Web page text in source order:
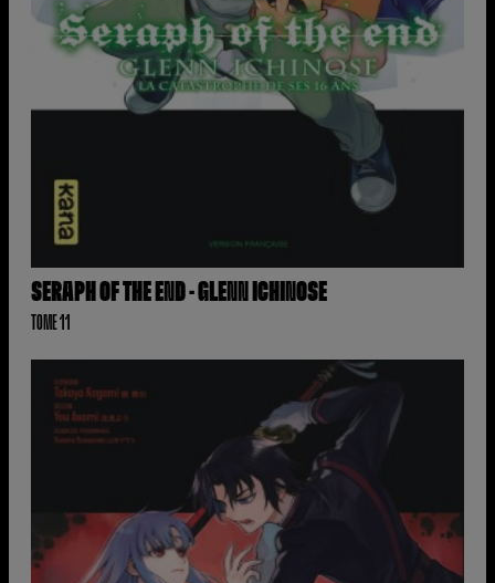
SERAPH OF THE END - GLENN ICHINOSE
TOME 11